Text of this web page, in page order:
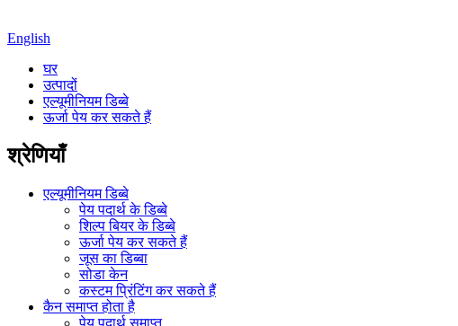
English
घर
उत्पादों
एल्यूमीनियम डिब्बे
ऊर्जा पेय कर सकते हैं
श्रेणियाँ
एल्यूमीनियम डिब्बे
पेय पदार्थ के डिब्बे
शिल्प बियर के डिब्बे
ऊर्जा पेय कर सकते हैं
जूस का डिब्बा
सोडा केन
कस्टम प्रिंटिंग कर सकते हैं
कैन समाप्त होता है
पेय पदार्थ समाप्त